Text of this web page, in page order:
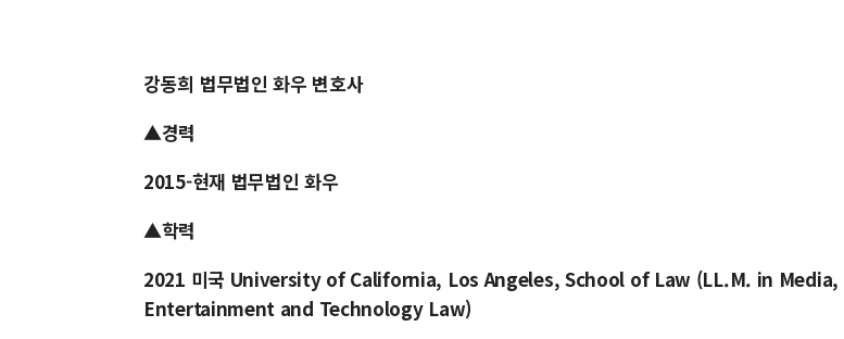
강동희 법무법인 화우 변호사
▲경력
2015-현재 법무법인 화우
▲학력
2021 미국 University of California, Los Angeles, School of Law (LL.M. in Media,
Entertainment and Technology Law)